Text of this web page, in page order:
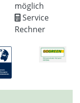
möglich
Service
Rechner